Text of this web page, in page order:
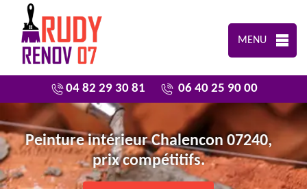
MENU
04 82 29 30 81 06 40 25 90 00
Peinture intérieur Chalencon 07240,
prix compétitifs.